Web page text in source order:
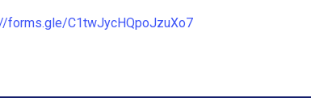
forms.gle/C1twJycHQpoJzuXo7